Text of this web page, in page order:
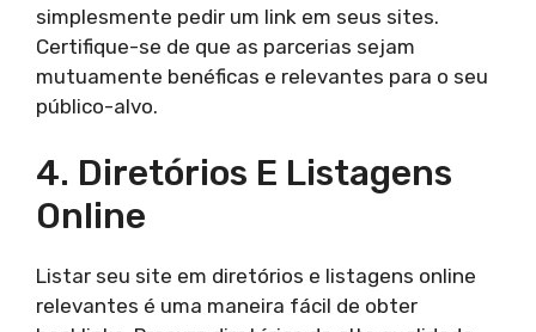
simplesmente pedir um link em seus sites.
Certifique-se de que as parcerias sejam
mutuamente benéficas e relevantes para o seu
público-alvo.
4. Diretórios E Listagens
Online
Listar seu site em diretórios e listagens online
relevantes é uma maneira fácil de obter